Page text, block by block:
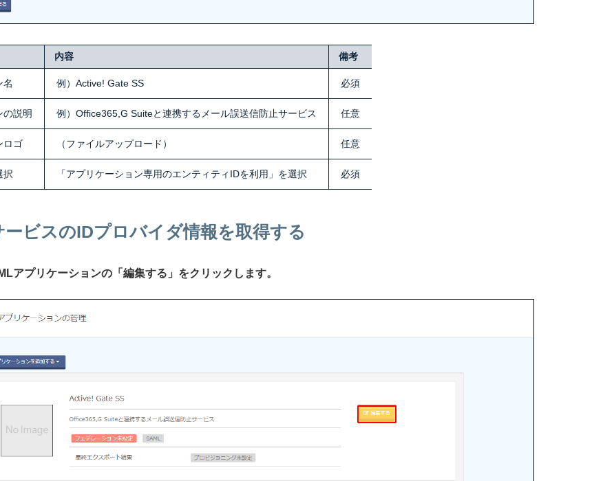
内容 備考
名 例）Active! Gate SS 必須
の説明 例）Office365,G Suiteと連携するメール誤送信防止サービス 任意
ロゴ （ファイルアップロード） 任意
択 「アプリケーション専用のエンティティIDを利用」を選択 必須
ビスのIDプロバイダ情報を取得する
アプリケーションの「編集する」をクリックします。